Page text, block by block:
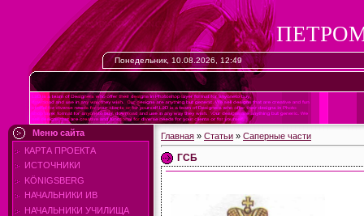
Понедельник, 10.08.2026, 12:49
Меню сайта
КАРТА ПРОЕКТА
ИСТОЧНИКИ
KÖNIGSBERG
НАЧАЛЬНИКИ ИВ
НАЧАЛЬНИКИ УЧИЛИЩА
Главная » Статьи » Саперные части
ГСБ